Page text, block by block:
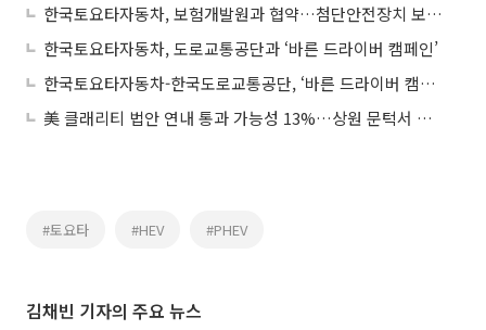
한국토요타자동차, 보험개발원과 협약…첨단안전장치 보험 할인 절차 간소화
한국토요타자동차, 도로교통공단과 ‘바른 드라이버 캠페인’
한국토요타자동차-한국도로교통공단, ‘바른 드라이버 캠페인’ 실시
美 클래리티 법안 연내 통과 가능성 13%…상원 문턱서 제동
#토요타 #HEV #PHEV
김채빈 기자의 주요 뉴스